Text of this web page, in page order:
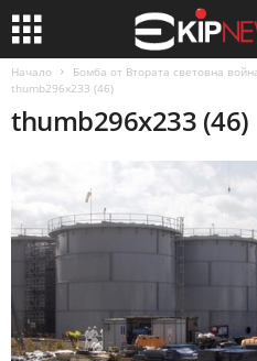
Начало
Бомба от Втората световна
thumb296x233 (46)
thumb296x233 (46)